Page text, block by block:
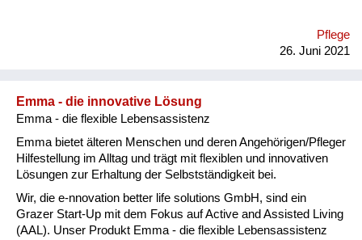
der Gemeinschaft zu gewährleisten. Welche Lösungswege
beschreiten Sie? Bei Lyla finden die Bewohnerinnen Raum und
Pflege
26. Juni 2021
Emma - die innovative Lösung
Emma - die flexible Lebensassistenz
Emma bietet älteren Menschen und deren Angehörigen/Pfleger
Hilfestellung im Alltag und trägt mit flexiblen und innovativen
Lösungen zur Erhaltung der Selbstständigkeit bei.
Wir, die e-nnovation better life solutions GmbH, sind ein
Grazer Start-Up mit dem Fokus auf Active and Assisted Living
(AAL). Unser Produkt Emma - die flexible Lebensassistenz